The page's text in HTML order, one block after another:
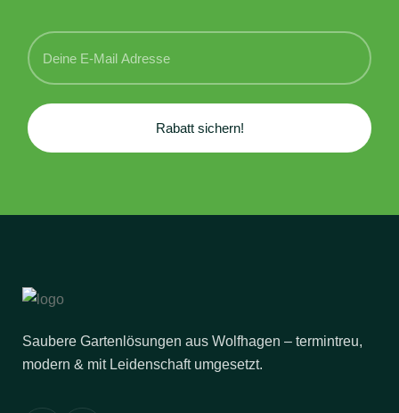
Rabatt sichern!
Saubere Gartenlösungen aus Wolfhagen – termintreu,
modern & mit Leidenschaft umgesetzt.